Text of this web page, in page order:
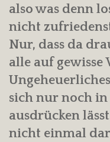
also was denn
nicht
Nur, dass da
alle auf gewisse
sich nur noch
ausdrücken
nicht einmal